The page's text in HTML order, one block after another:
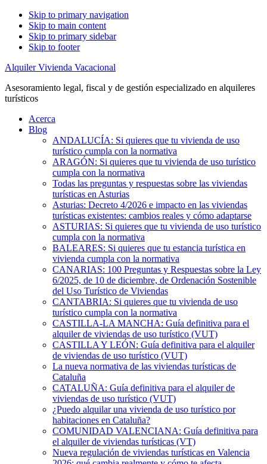
Skip to primary navigation
Skip to main content
Skip to primary sidebar
Skip to footer
Alquiler Vivienda Vacacional
Asesoramiento legal, fiscal y de gestión especializado en alquileres
turísticos
Acerca
Blog
ANDALUCÍA: Si quieres que tu vivienda de uso
turístico cumpla con la normativa
ARAGÓN: Si quieres que tu vivienda de uso turístico
cumpla con la normativa
Todas las preguntas y respuestas sobre las viviendas
turísticas en Asturias
Asturias: Decreto 4/2026 e impacto en las viviendas
turísticas existentes: cambios reales y cómo adaptarse
ASTURIAS: Si quieres que tu vivienda de uso turístico
cumpla con la normativa
BALEARES: Si quieres que tu estancia turística en
vivienda cumpla con la normativa
CANARIAS: 100 Preguntas y Respuestas sobre la Ley
6/2025, de 10 de diciembre, de Ordenación Sostenible
del Uso Turístico de Viviendas
CANTABRIA: Si quieres que tu vivienda de uso
turístico cumpla con la normativa
CASTILLA-LA MANCHA: Guía definitiva para el
alquiler de viviendas de uso turístico (VUT)
CASTILLA Y LEÓN: Guía definitiva para el alquiler
de viviendas de uso turístico (VUT)
La nueva normativa de las viviendas turísticas de
Cataluña
CATALUÑA: Guía definitiva para el alquiler de
viviendas de uso turístico (VUT)
¿Puedo alquilar una vivienda de uso turístico por
habitaciones en Cataluña?
COMUNIDAD VALENCIANA: Guía definitiva para
el alquiler de viviendas turísticas (VT)
Nueva regulación de viviendas turísticas en Valencia